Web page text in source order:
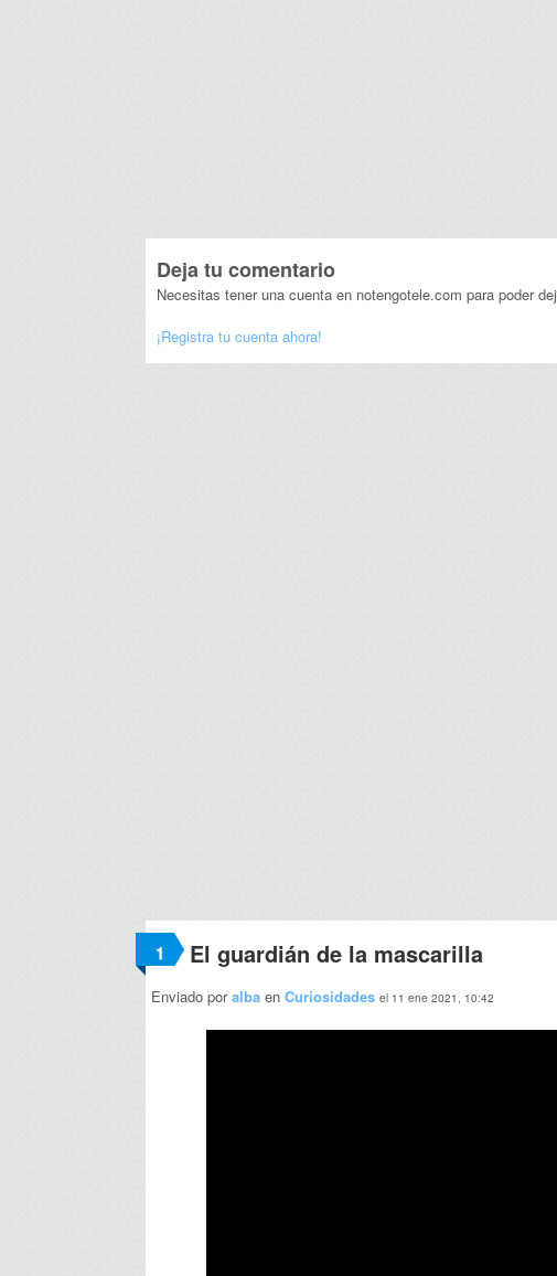
Deja tu comentario
Necesitas tener una cuenta en notengotele.com para poder
¡Registra tu cuenta ahora!
1 El guardián de la mascarilla
Enviado poralba en Curiosidades el 11 ene 2021, 10:42